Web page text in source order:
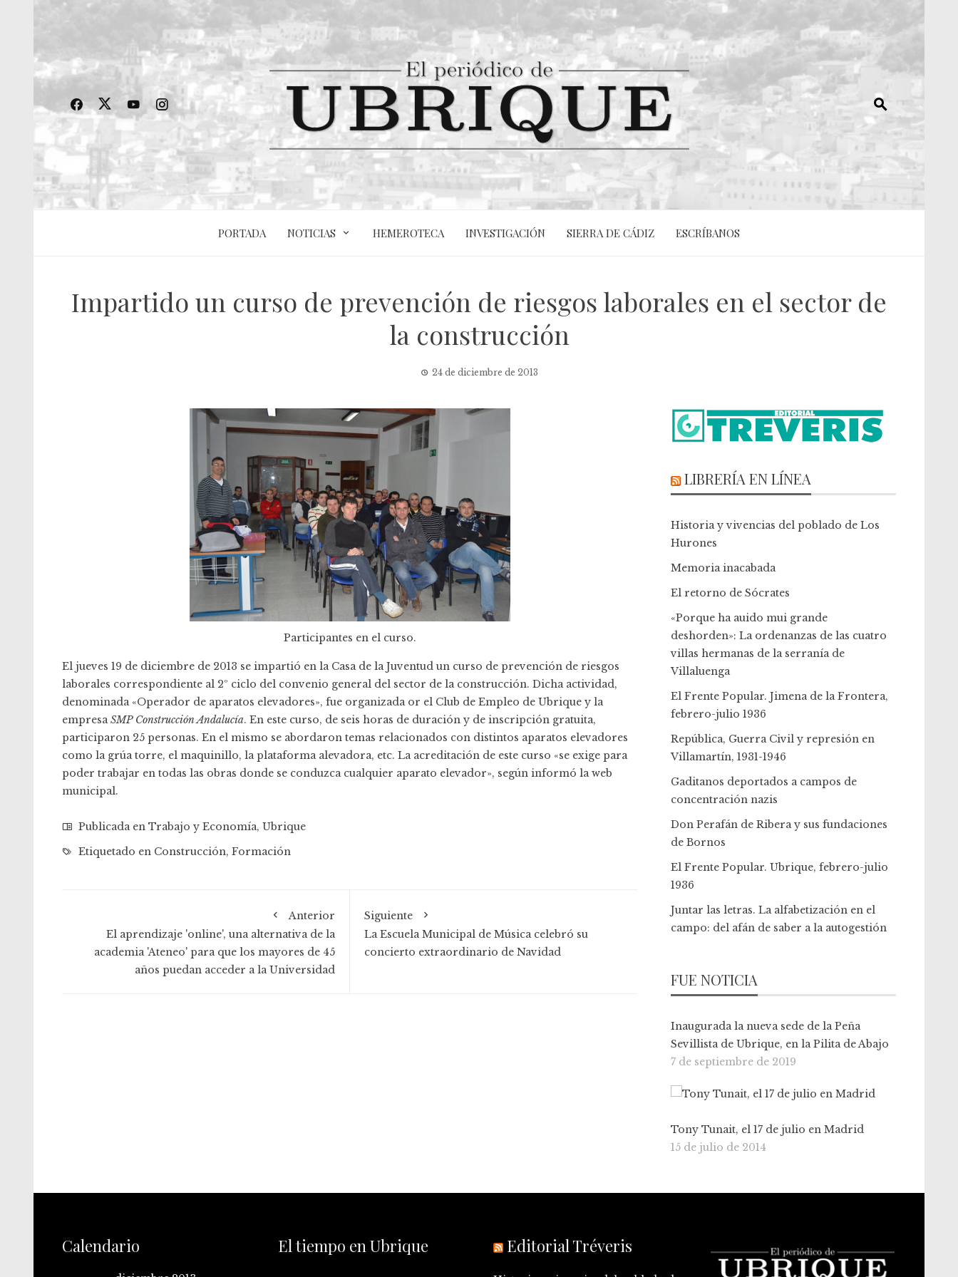
PORTADA NOTICIAS HEMEROTECA INVESTIGACIÓN SIERRA DE CÁDIZ ESCRÍBANOS
Impartido un curso de prevención de riesgos laborales en el sector de
la construcción
24 de diciembre de 2013
Participantes en el curso.
El jueves 19 de diciembre de 2013 se impartió en la Casa de la Juventud un curso de prevención de riesgos
laborales correspondiente al 2º ciclo del convenio general del sector de la construcción. Dicha actividad,
denominada «Operador de aparatos elevadores», fue organizada or el Club de Empleo de Ubrique y la
empresaSMP Construcción Andalucía. En este curso, de seis horas de duración y de inscripción gratuita,
participaron 25 personas. En el mismo se abordaron temas relacionados con distintos aparatos elevadores
como la grúa torre, el maquinillo, la plataforma alevadora, etc. La acreditación de este curso «se exige para
poder trabajar en todas las obras donde se conduzca cualquier aparato elevador», según informó la web
municipal.
Publicada en Trabajo y Economía, Ubrique
Etiquetado en Construcción, Formación
Anterior
El aprendizaje 'online', una alternativa de la
academia 'Ateneo' para que los mayores de 45
años puedan acceder a la Universidad
Siguiente
La Escuela Municipal de Música celebró su
concierto extraordinario de Navidad
LIBRERÍA EN LÍNEA
Historia y vivencias del poblado de Los
Hurones
Memoria inacabada
El retorno de Sócrates
«Porque ha auido mui grande
deshorden»: La ordenanzas de las cuatro
villas hermanas de la serranía de
Villaluenga
El Frente Popular. Jimena de la Frontera,
febrero-julio 1936
República, Guerra Civil y represión en
Villamartín, 1931-1946
Gaditanos deportados a campos de
concentración nazis
Don Perafán de Ribera y sus fundaciones
de Bornos
El Frente Popular. Ubrique, febrero-julio
1936
Juntar las letras. La alfabetización en el
campo: del afán de saber a la autogestión
FUE NOTICIA
Inaugurada la nueva sede de la Peña
Sevillista de Ubrique, en la Pilita de Abajo
7 de septiembre de 2019
Tony Tunait, el 17 de julio en Madrid
15 de julio de 2014
Calendario El tiempo en Ubrique Editorial Tréveris